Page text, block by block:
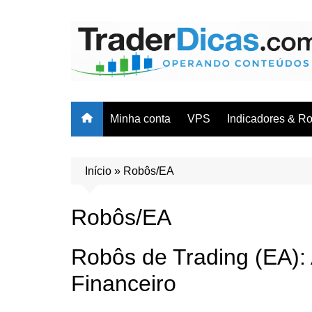
Minha conta VPS Indicadores &
Início » Robôs/EA
Robôs/EA
Robôs de Trading
Financeiro